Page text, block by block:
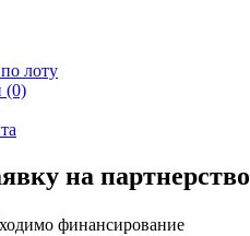
лоту
(0)
на партнерство
финансирование